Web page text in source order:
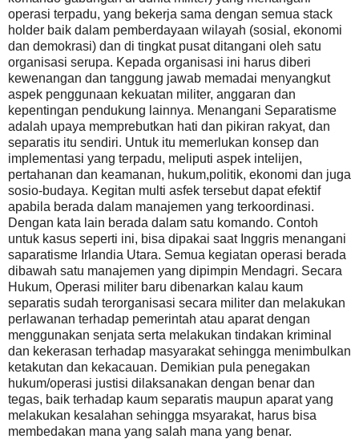
operasi terpadu, yang bekerja sama dengan semua stack
holder baik dalam pemberdayaan wilayah (sosial, ekonomi
dan demokrasi) dan di tingkat pusat ditangani oleh satu
organisasi serupa. Kepada organisasi ini harus diberi
kewenangan dan tanggung jawab memadai menyangkut
aspek penggunaan kekuatan militer, anggaran dan
kepentingan pendukung lainnya. Menangani Separatisme
adalah upaya memprebutkan hati dan pikiran rakyat, dan
separatis itu sendiri. Untuk itu memerlukan konsep dan
implementasi yang terpadu, meliputi aspek intelijen,
pertahanan dan keamanan, hukum,politik, ekonomi dan juga
sosio-budaya. Kegitan multi asfek tersebut dapat efektif
apabila berada dalam manajemen yang terkoordinasi.
Dengan kata lain berada dalam satu komando. Contoh
untuk kasus seperti ini, bisa dipakai saat Inggris menangani
saparatisme Irlandia Utara. Semua kegiatan operasi berada
dibawah satu manajemen yang dipimpin Mendagri. Secara
Hukum, Operasi militer baru dibenarkan kalau kaum
separatis sudah terorganisasi secara militer dan melakukan
perlawanan terhadap pemerintah atau aparat dengan
menggunakan senjata serta melakukan tindakan kriminal
dan kekerasan terhadap masyarakat sehingga menimbulkan
ketakutan dan kekacauan. Demikian pula penegakan
hukum/operasi justisi dilaksanakan dengan benar dan
tegas, baik terhadap kaum separatis maupun aparat yang
melakukan kesalahan sehingga msyarakat, harus bisa
membedakan mana yang salah mana yang benar.